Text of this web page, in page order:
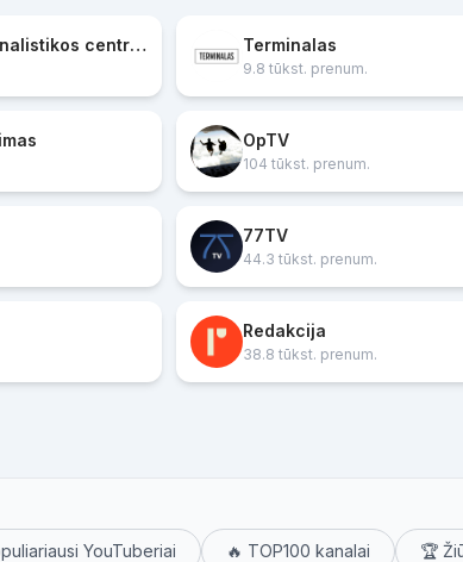
Siena - tiriamosios žurnalistikos centras Terminalas
9.8 tūkst. prenum.
OpTV
104 tūkst. prenum.
77TV
44.3 tūkst. prenum.
Redakcija
38.8 tūkst. prenum.
YouTuberiai 🔥 TOP100 kanalai 🏆